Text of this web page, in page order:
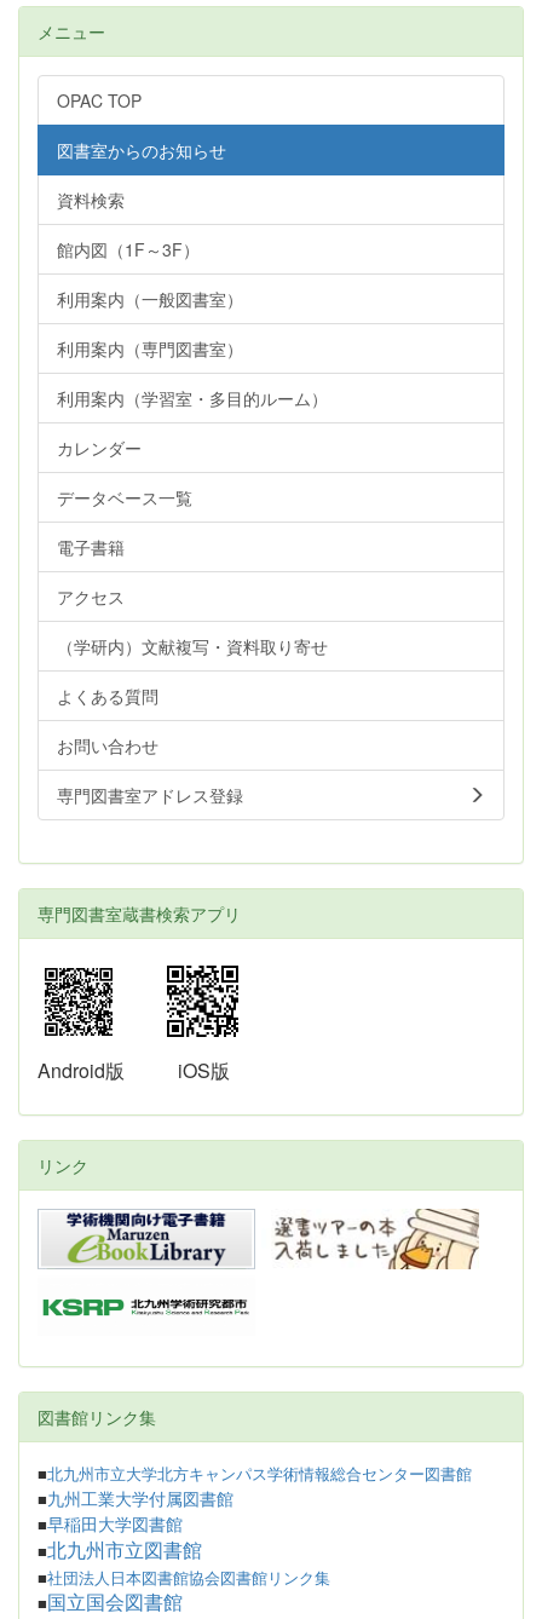
メニュー
OPAC TOP
図書室からのお知らせ
資料検索
館内図（1F～3F）
利用案内（一般図書室）
利用案内（専門図書室）
利用案内（学習室・多目的ルーム）
カレンダー
データベース一覧
電子書籍
アクセス
（学研内）文献複写・資料取り寄せ
よくある質問
お問い合わせ
専門図書室アドレス登録
専門図書室蔵書検索アプリ
Android版 iOS版
リンク
図書館リンク集
■北九州市立大学北方キャンパス学術情報総合センター図書館
■九州工業大学付属図書館
■早稲田大学図書館
■北九州市立図書館
■社団法人日本図書館協会図書館リンク集
■ 国立国会図書館